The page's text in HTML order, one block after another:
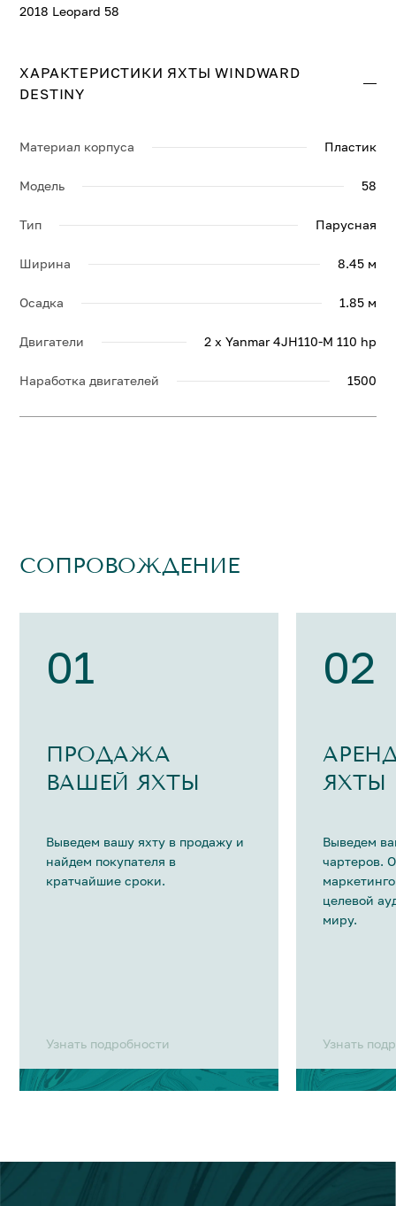
2018 Leopard 58
ХАРАКТЕРИСТИКИ ЯХТЫ WINDWARD
DESTINY
Материал корпуса Пластик
Модель 58
Тип Парусная
Ширина 8.45 м
Осадка 1.85 м
Двигатели 2 x Yanmar 4JH110-M 110 hp
Наработка двигателей 1500
СОПРОВОЖДЕНИЕ
01
ПРОДАЖА
ВАШЕЙ ЯХТЫ
Выведем вашу яхту в продажу и
найдем покупателя в
кратчайшие сроки.
Узнать подробности
02
ЯХТЫ
Выведем
чартеров.
целевой
миру.
Узнать